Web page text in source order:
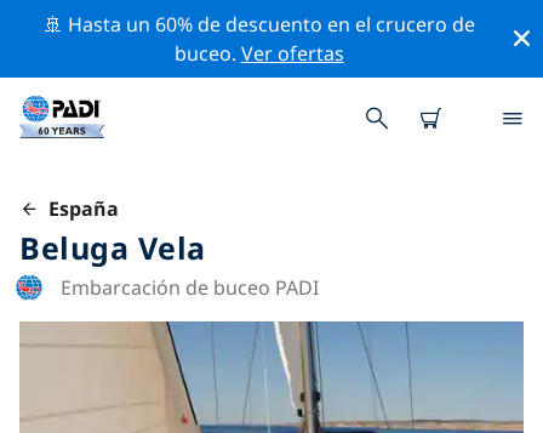
🚢 Hasta un 60% de descuento en el crucero de
buceo. Ver ofertas
España
Beluga Vela
Embarcación de buceo PADI